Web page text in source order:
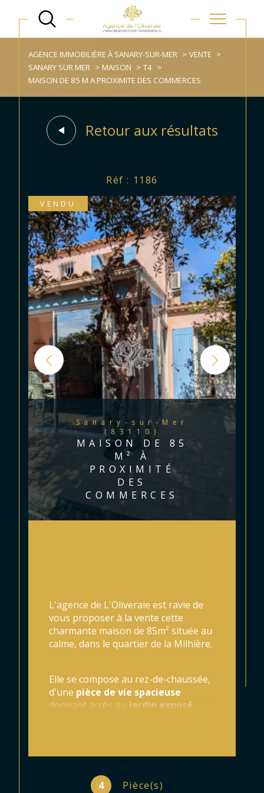
AGENCE IMMOBILIÈRE À SANARY-SUR-MER
VENTE
SANARY SUR MER
MAISON
T4
MAISON DE 85 M A PROXIMITE DES COMMERCES
Retour aux résultats
Réf : 1186
VENDU
Sanary-sur-Mer
(83110)
MAISON DE 85
M² À
PROXIMITÉ
DES
COMMERCES
4
Pièce(s)
L'agence de L'Oliveraie est ravie de
vous proposer à la vente cette
charmante maison de 85m² située au
calme, dans le quartier de la Milhière.
Elle se compose au rez-de-chaussée,
d'une pièce de vie spacieuse
donnant accès au jardin exposé
WC séparé.